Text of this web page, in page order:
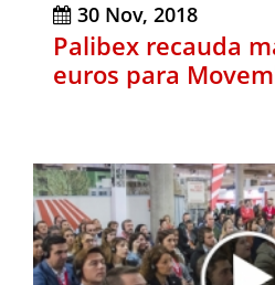
30 Nov, 2018
Palibex recauda
euros para